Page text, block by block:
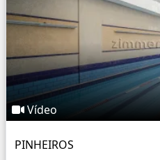
Vídeo
PINHEIROS